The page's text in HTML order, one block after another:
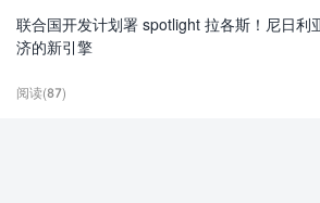
联合国开发计划署 spotlight 拉各斯！尼日利
济的新引擎
阅读(87)